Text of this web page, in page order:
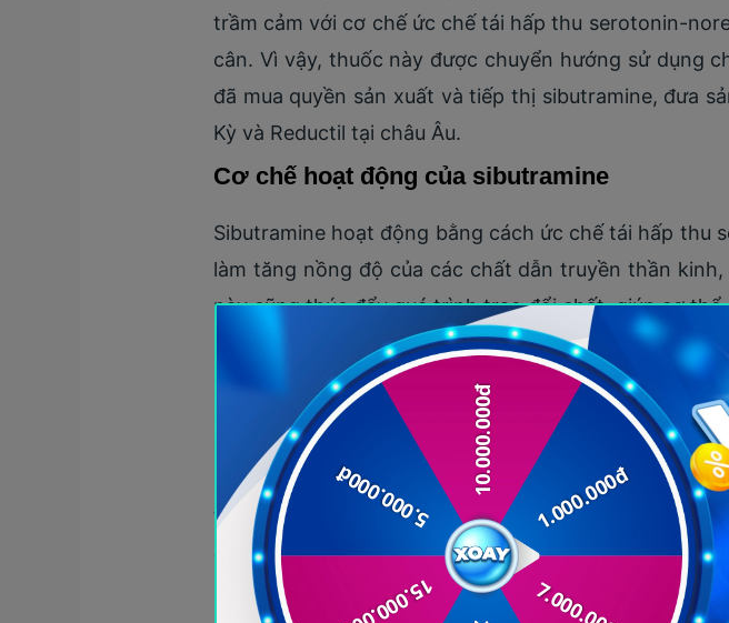
trầm cảm với cơ chế ức chế tái hấp thu serotonin-
cân. Vì vậy, thuốc này được chuyển hướng sử dụng
đã mua quyền sản xuất và tiếp thị sibutramine, đưa
Kỳ và Reductil tại châu Âu.
Cơ chế hoạt động của sibutramine
Sibutramine hoạt động bằng cách ức chế tái hấp thu
làm tăng nồng độ của các chất dẫn truyền thần
này cũng thúc đẩy quá trình trao đổi chất, giúp cơ
Ứng dụng của sibutramine trong giảm cân
Sibutramine được sử dụng rộng rãi trong điều trị
độ ăn kiêng và tập thể dục. Thuốc này thường
động thể lực nhằm đạt hiệu quảgiảm cântốt nhất.
thể giảm 5-10% trọng lượng cơ thể trong vòng 6
Trong một nghiên cứu được công bố trên tạp chí
hiệu quả của sibutramine trên hơn 900 người tham